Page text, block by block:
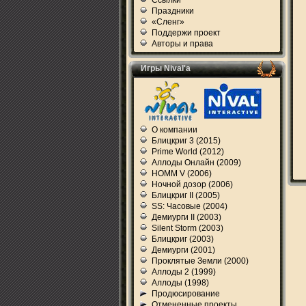
Праздники
«Сленг»
Поддержи проект
Авторы и права
Игры Nival'а
О компании
Блицкриг 3 (2015)
Prime World (2012)
Аллоды Онлайн (2009)
HOMM V (2006)
Ночной дозор (2006)
Блицкриг II (2005)
SS: Часовые (2004)
Демиурги II (2003)
Silent Storm (2003)
Блицкриг (2003)
Демиурги (2001)
Проклятые Земли (2000)
Аллоды 2 (1999)
Аллоды (1998)
Продюсирование